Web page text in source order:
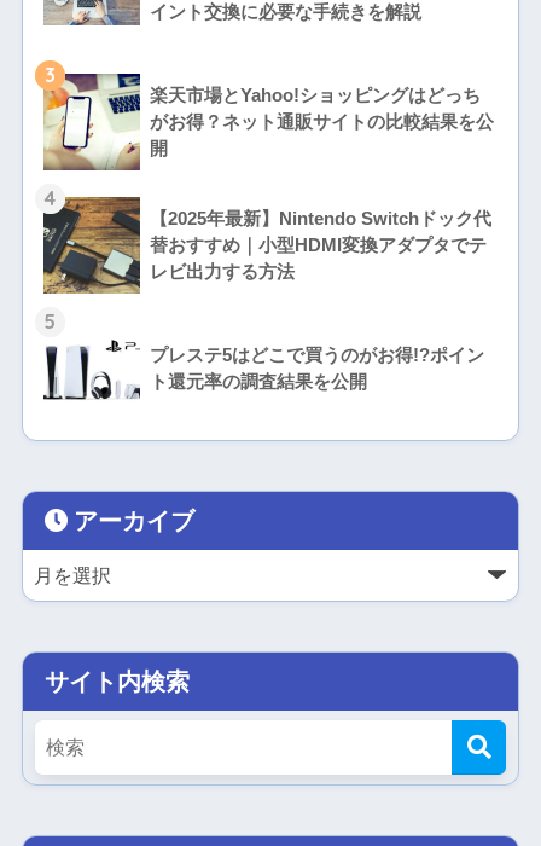
イント交換に必要な手続きを解説
3
楽天市場とYahoo!ショッピングはどっち
がお得？ネット通販サイトの比較結果を公
開
4
【2025年最新】Nintendo Switchドック代
替おすすめ｜小型HDMI変換アダプタでテ
レビ出力する方法
5
プレステ5はどこで買うのがお得!?ポイン
ト還元率の調査結果を公開
アーカイブ
サイト内検索